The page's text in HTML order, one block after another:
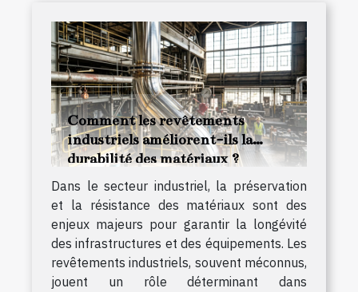
Comment les revêtements
industriels améliorent-ils la
durabilité des matériaux ?
Dans le secteur industriel, la préservation
et la résistance des matériaux sont des
enjeux majeurs pour garantir la longévité
des infrastructures et des équipements. Les
revêtements industriels, souvent méconnus,
jouent un rôle déterminant dans